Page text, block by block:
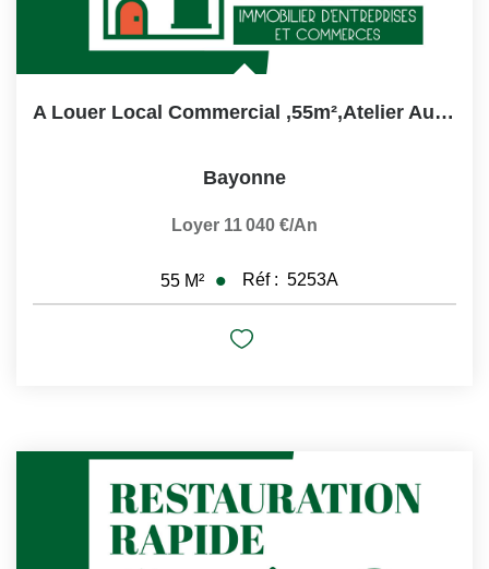
A Louer Local Commercial ,55m²,atelier Aux Remparts De...
Bayonne
Loyer 11 040 €/an
55 M² Réf : 5253A